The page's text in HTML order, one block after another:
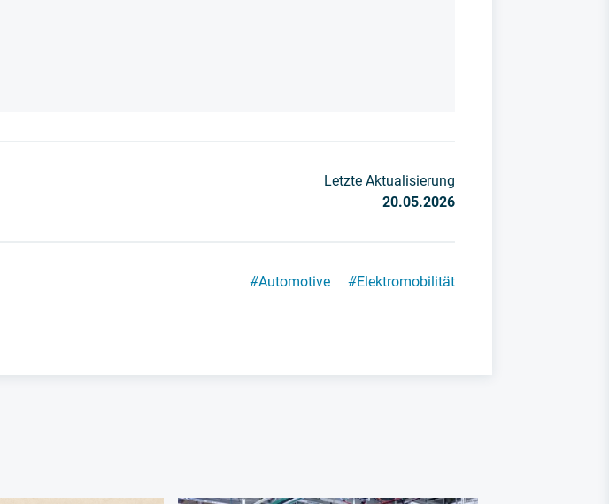
Letzte Aktualisierung
20.05.2026
#Automotive #Elektromobilität